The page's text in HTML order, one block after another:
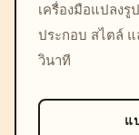
เครื่องมือแปลงรู
ประกอบ สไตล์
วินาที
แ